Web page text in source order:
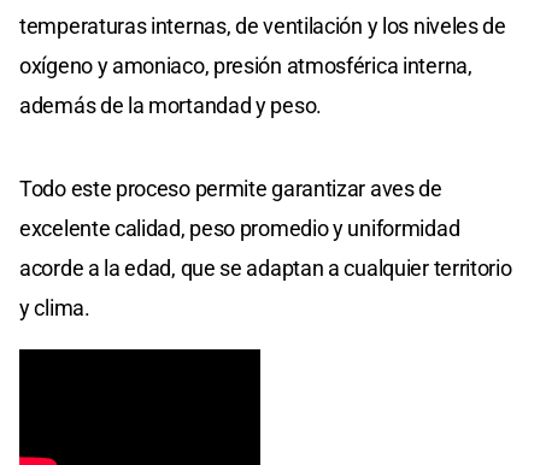
temperaturas internas, de ventilación y los niveles de
oxígeno y amoniaco, presión atmosférica interna,
además de la mortandad y peso.
Todo este proceso permite garantizar aves de
excelente calidad, peso promedio y uniformidad
acorde a la edad, que se adaptan a cualquier territorio
y clima.